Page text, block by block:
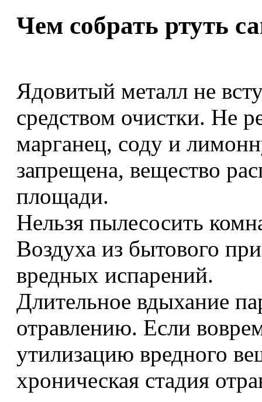
Чем собрать ртуть
Ядовитый металл не
средством очистки. Не
марганец, соду и
запрещена, вещество
площади.
Нельзя пылесосить
Воздуха из бытового
вредных испарений.
Длительное вдыхание
отравлению. Если
утилизацию вредного
хроническая стадия